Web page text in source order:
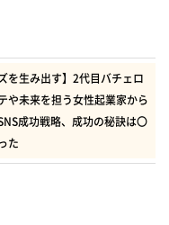
ズを生み出す】2代目バチェロ
や未来を担う女性起業家から
成功戦略、成功の秘訣は〇
た